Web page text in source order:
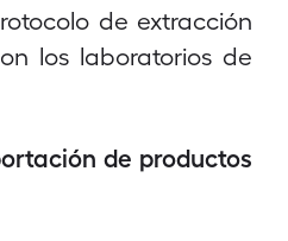
de extracción
los laboratorios de
de productos